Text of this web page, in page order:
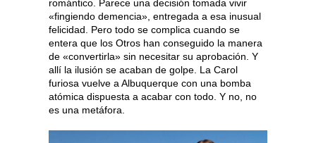
romántico. Parece una decisión tomada vivir
«fingiendo demencia», entregada a esa inusual
felicidad. Pero todo se complica cuando se
entera que los Otros han conseguido la manera
de «convertirla» sin necesitar su aprobación. Y
allí la ilusión se acaban de golpe. La Carol
furiosa vuelve a Albuquerque con una bomba
atómica dispuesta a acabar con todo. Y no, no
es una metáfora.